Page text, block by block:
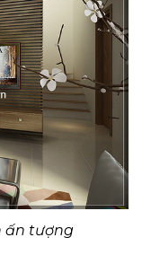
ấn tượng